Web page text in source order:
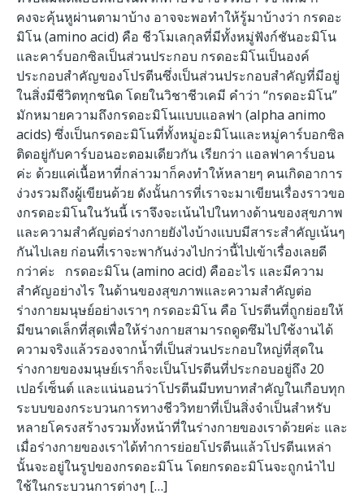
คงจะคุ้นหูผ่านตามาบ้าง อาจจะพอทำให้รู้มาบ้างว่า กรดอะ
มิโน (amino acid) คือ ชีวโมเลกุลที่มีทั้งหมู่ฟังก์ชันอะมิโน
และคาร์บอกซิลเป็นส่วนประกอบ กรดอะมิโนเป็นองค์
ประกอบสำคัญของโปรตีนซึ่งเป็นส่วนประกอบสำคัญที่มีอยู่
ในสิ่งมีชีวิตทุกชนิด โดยในวิชาชีวเคมี คำว่า “กรดอะมิโน”
มักหมายความถึงกรดอะมิโนแบบแอลฟา (alpha animo
acids) ซึ่งเป็นกรดอะมิโนที่ทั้งหมู่อะมิโนและหมู่คาร์บอกซิล
ติดอยู่กับคาร์บอนอะตอมเดียวกัน เรียกว่า แอลฟาคาร์บอน
ค่ะ ด้วยแค่เนื้อหาที่กล่าวมาก็คงทำให้หลายๆ คนเกิดอาการ
ง่วงรวมถึงผู้เขียนด้วย ดังนั้นการที่เราจะมาเขียนเรื่องราวขอ
งกรดอะมิโนในวันนี้ เราจึงจะเน้นไปในทางด้านของสุขภาพ
และความสำคัญต่อร่างกายยังไงบ้างแบบมีสาระสำคัญเน้นๆ
กันไปเลย ก่อนที่เราจะพากันง่วงไปกว่านี้ไปเข้าเรื่องเลยดี
กว่าค่ะ กรดอะมิโน (amino acid) คืออะไร และมีความ
สำคัญอย่างไร ในด้านของสุขภาพและความสำคัญต่อ
ร่างกายมนุษย์อย่างเราๆ กรดอะมิโน คือ โปรตีนที่ถูกย่อยให้
มีขนาดเล็กที่สุดเพื่อให้ร่างกายสามารถดูดซึมไปใช้งานได้
ความจริงแล้วรองจากน้ำที่เป็นส่วนประกอบใหญ่ที่สุดใน
ร่างกายของมนุษย์เราก็จะเป็นโปรตีนที่ประกอบอยู่ถึง 20
เปอร์เซ็นต์ และแน่นอนว่าโปรตีนมีบทบาทสำคัญในเกือบทุก
ระบบของกระบวนการทางชีววิทยาที่เป็นสิ่งจำเป็นสำหรับ
หลายโครงสร้างรวมทั้งหน้าที่ในร่างกายของเราด้วยค่ะ และ
เมื่อร่างกายของเราได้ทำการย่อยโปรตีนแล้วโปรตีนเหล่า
นั้นจะอยู่ในรูปของกรดอะมิโน โดยกรดอะมิโนจะถูกนำไป
ใช้ในกระบวนการต่างๆ […]